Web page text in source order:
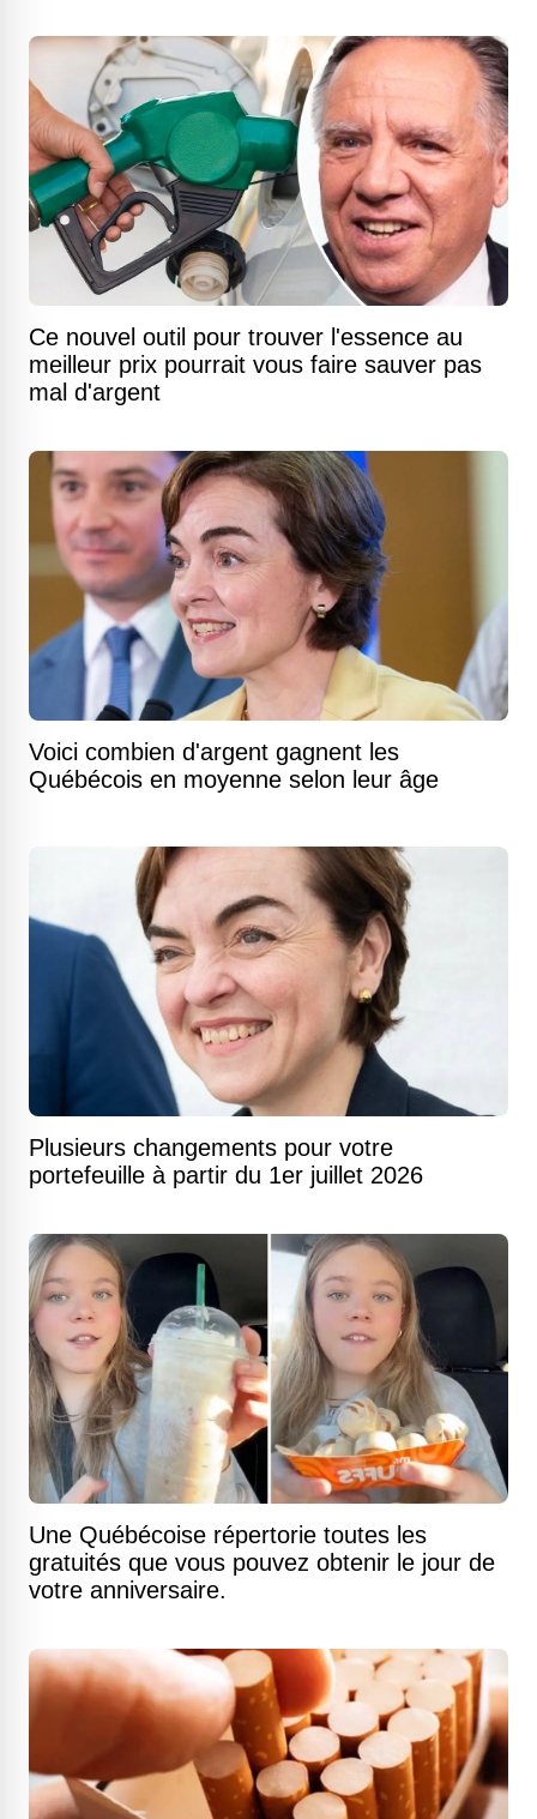
Ce nouvel outil pour trouver l'essence au
meilleur prix pourrait vous faire sauver pas
mal d'argent
Voici combien d'argent gagnent les
Québécois en moyenne selon leur âge
Plusieurs changements pour votre
portefeuille à partir du 1er juillet 2026
Une Québécoise répertorie toutes les
gratuités que vous pouvez obtenir le jour de
votre anniversaire.